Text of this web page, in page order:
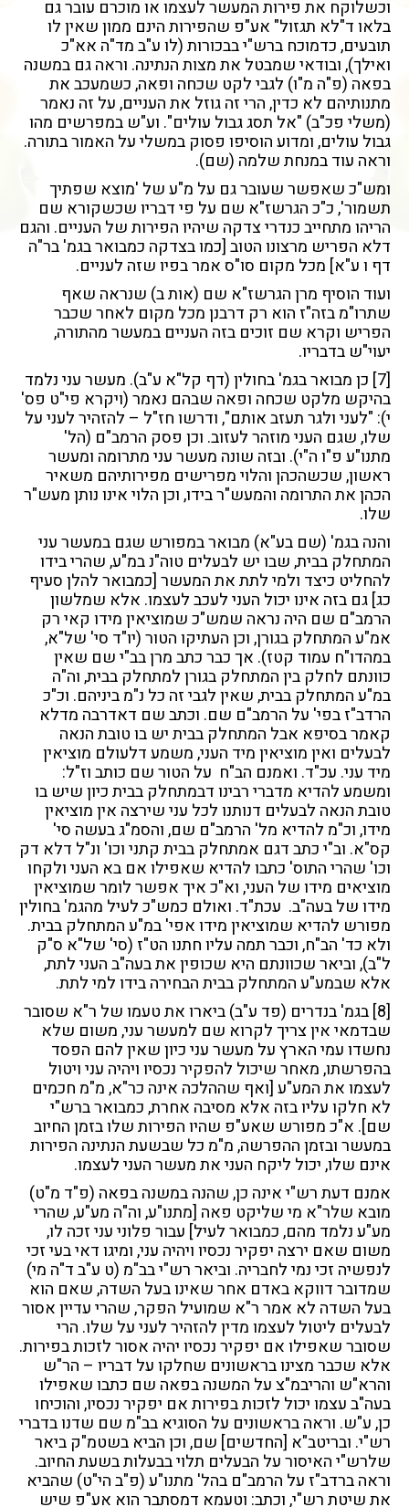
וכשלוקח את פירות המעשר לעצמו או מוכרם עובר גם
בלאו ד"לא תגזול" אע"פ שהפירות הינם ממון שאין לו
תובעים, כדמוכח ברש"י בבכורות (לו ע"ב מד"ה אא"כ
ואילך), ובודאי שמבטל את מצות הנתינה. וראה גם במשנה
בפאה (פ"ה מ"ו) לגבי לקט שכחה ופאה, כשמעכב את
מתנותיהם לא כדין, הרי זה גוזל את העניים, על זה נאמר
(משלי פכ"ב) "אל תסג גבול עולים". וע"ש במפרשים מהו
גבול עולים, ומדוע הוסיפו פסוק במשלי על האמור בתורה.
וראה עוד במנחת שלמה (שם).
ומש"כ שאפשר שעובר גם על מ"ע של 'מוצא שפתיך
תשמור', כ"כ הגרשז"א שם על פי דבריו שכשקורא שם
הריהו מתחייב כנדרי צדקה שיהיו הפירות של העניים. והגם
דלא הפריש מרצונו הטוב [כמו בצדקה כמבואר בגמ' בר"ה
דף ו ע"א] מכל מקום סו"ס אמר בפיו שזה לעניים.
ועוד הוסיף מרן הגרשז"א שם (אות ב) שנראה שאף
שתרו"מ בזה"ז הוא רק דרבנן מכל מקום לאחר שכבר
הפריש וקרא שם זוכים בזה העניים במעשר מהתורה,
יעוי"ש בדבריו.
[7]
כן מבואר בגמ' בחולין (דף קל"א ע"ב). מעשר עני נלמד
בהיקש מלקט שכחה ופאה שבהם נאמר (ויקרא פי"ט פס'
י): "לעני ולגר תעזב אותם", ודרשו חז"ל – להזהיר לעני על
שלו, שגם העני מוזהר לעזוב. וכן פסק הרמב"ם (הל'
מתנו"ע פ"ו ה"י). ובזה שונה מעשר עני מתרומה ומעשר
ראשון, שכשהכהן והלוי מפרישים מפירותיהם משאיר
הכהן את התרומה והמעש"ר בידו, וכן הלוי אינו נותן מעש"ר
שלו.
והנה בגמ' (שם בע"א) מבואר במפורש שגם במעשר עני
המתחלק בבית, שבו יש לבעלים טוה"נ במ"ע, שהרי בידו
להחליט כיצד ולמי לתת את המעשר [כמבואר להלן סעיף
כג] גם בזה אינו יכול העני לעכב לעצמו. אלא שמלשון
הרמב"ם שם היה נראה שמש"כ שמוציאין מידו קאי רק
אמ"ע המתחלק בגורן, וכן העתיקו הטור (יו"ד סי' של"א,
במהדו"ח עמוד קטז). אך כבר כתב מרן בב"י שם שאין
כוונתם לחלק בין המתחלק בגורן למתחלק בבית, וה"ה
במ"ע המתחלק בבית, שאין לגבי זה כל נ"מ ביניהם. וכ"כ
הרדב"ז בפי' על הרמב"ם שם. וכתב שם דאדרבה מדלא
קאמר בסיפא אבל המתחלק בבית יש בו טובת הנאה
לבעלים ואין מוציאין מיד העני, משמע דלעולם מוציאין
מיד עני. עכ"ד. ואמנם הב"ח על הטור שם כותב וז"ל:
ומשמע להדיא מדברי רבינו דבמתחלק בבית כיון שיש בו
טובת הנאה לבעלים דנותנו לכל עני שירצה אין מוציאין
מידו, וכ"מ להדיא מל' הרמב"ם שם, והסמ"ג בעשה סי'
קס"א. וב"י כתב דגם אמתחלק בבית קתני וכו' ונ"ל דלא דק
וכו' שהרי התוס' כתבו להדיא שאפילו אם בא העני ולקחו
מוציאים מידו של העני, וא"כ איך אפשר לומר שמוציאין
מידו של בעה"ב. עכת"ד. ואולם כמש"כ לעיל מהגמ' בחולין
מפורש להדיא שמוציאין מידו אפי' במ"ע המתחלק בבית.
ולא כד' הב"ח, וכבר תמה עליו חתנו הט"ז (סי' של"א ס"ק
ל"ב), וביאר שכוונתם היא שכופין את בעה"ב העני לתת,
אלא שבמע"ע המתחלק בבית הבחירה בידו למי לתת.
[8]
בגמ' בנדרים (פד ע"ב) ביארו את טעמו של ר"א שסובר
שבדמאי אין צריך לקרוא שם למעשר עני, משום שלא
נחשדו עמי הארץ על מעשר עני כיון שאין להם הפסד
בהפרשתו, מאחר שיכול להפקיר נכסיו ויהיה עני ויטול
לעצמו את המע"ע [ואף שההלכה אינה כר"א, מ"מ חכמים
לא חלקו עליו בזה אלא מסיבה אחרת, כמבואר ברש"י
שם]. א"כ מפורש שאע"פ שהיו הפירות שלו בזמן החיוב
במעשר ובזמן ההפרשה, מ"מ כל שבשעת הנתינה הפירות
אינם שלו, יכול ליקח העני את מעשר העני לעצמו.
אמנם דעת רש"י אינה כן, שהנה במשנה בפאה (פ"ד מ"ט)
מובא שלר"א מי שליקט פאה [מתנו"ע, וה"ה מע"ע, שהרי
מע"ע נלמד מהם, כמבואר לעיל] עבור פלוני עני זכה לו,
משום שאם ירצה יפקיר נכסיו ויהיה עני, ומיגו דאי בעי זכי
לנפשיה זכי נמי לחבריה. וביאר רש"י בב"מ (ט ע"ב ד"ה מי)
שמדובר דווקא באדם אחר שאינו בעל השדה, שאם הוא
בעל השדה לא אמר ר"א שמועיל הפקר, שהרי עדיין אסור
לבעלים ליטול לעצמו מדין להזהיר לעני על שלו. הרי
שסובר שאפילו אם יפקיר נכסיו יהיה אסור לזכות בפירות.
אלא שכבר מצינו בראשונים שחלקו על דבריו – הר"ש
והרא"ש והריבמ"צ על המשנה בפאה שם כתבו שאפילו
בעה"ב עצמו יכול לזכות בפירות אם יפקיר נכסיו, והוכיחו
כן, ע"ש. וראה בראשונים על הסוגיא בב"מ שם שדנו בדברי
רש"י. ובריטב"א [החדשים] שם, וכן הביא בשטמ"ק ביאר
שלרש"י האיסור על הבעלים תלוי בבעלות בשעת החיוב.
וראה ברדב"ז על הרמב"ם בהל' מתנו"ע (פ"ב הי"ט) שהביא
את שיטת רש"י, וכתב: וטעמא דמסתבר הוא אע"פ שיש